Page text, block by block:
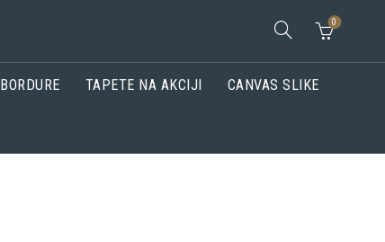
0
BORDURE TAPETE NA AKCIJI CANVAS SLIKE